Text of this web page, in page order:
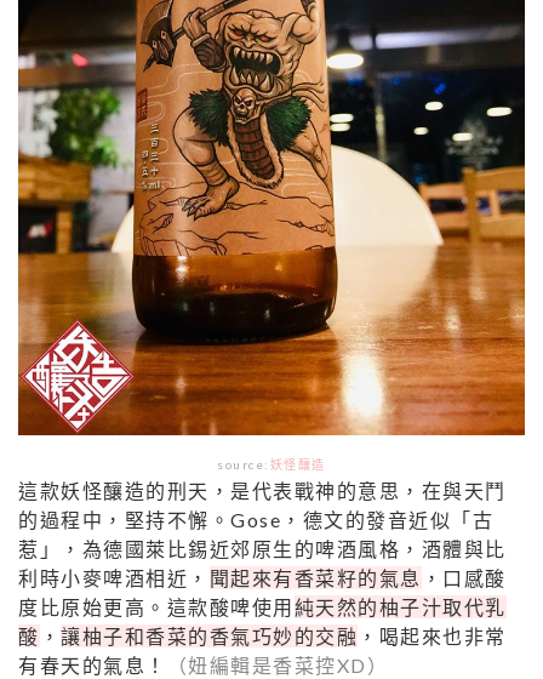
source: 妖怪釀造
這款妖怪釀造的刑天，是代表戰神的意思，在與天鬥
的過程中，堅持不懈。 Gose，德文的發音近似「古
惹」，為德國萊比錫近郊原生的啤酒風格，酒體與比
利時小麥啤酒相近， 聞起來有香菜籽的氣息 ，口感酸
度比原始更高。這款酸啤使用 純天然的柚子汁取代乳
酸 ， 讓柚子和香菜的香氣巧妙的交融 ，喝起來也非常
有春天的氣息！
（妞編輯是香菜控XD）